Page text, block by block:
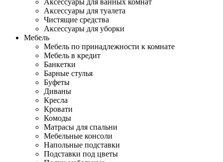
Аксессуары для ванных комнат
Аксессуары для туалета
Чистящие средства
Аксессуары для уборки
Мебель
Мебель по принадлежности к комнате
Мебель в кредит
Банкетки
Барные стулья
Буфеты
Диваны
Кресла
Кровати
Комоды
Матрасы для спальни
Мебельные консоли
Напольные подставки
Подставки под цветы